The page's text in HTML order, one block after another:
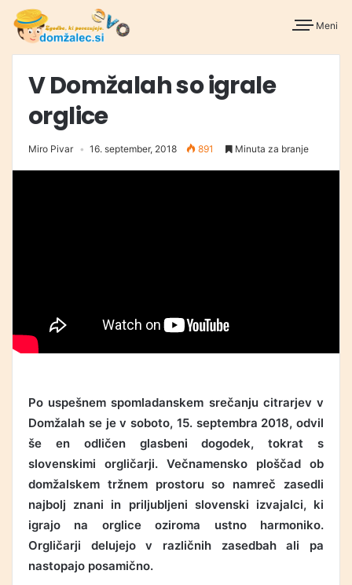
Meni
V Domžalah so igrale
orglice
Miro Pivar 16. september, 2018 891 Minuta za branje
Po uspešnem spomladanskem srečanju citrarjev v
Domžalah se je v soboto, 15. septembra 2018, odvil
še en odličen glasbeni dogodek, tokrat s
slovenskimi orgličarji. Večnamensko ploščad ob
domžalskem tržnem prostoru so namreč zasedli
najbolj znani in priljubljeni slovenski izvajalci, ki
igrajo na orglice oziroma ustno harmoniko.
Orgličarji delujejo v različnih zasedbah ali pa
nastopajo posamično.